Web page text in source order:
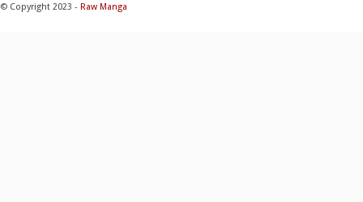
© Copyright 2023 - Raw Manga